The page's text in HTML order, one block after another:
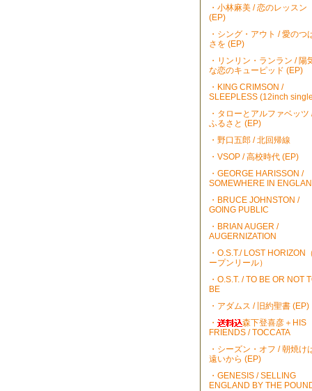
・小林麻美 / 恋のレッスン
(EP)
・シング・アウト / 愛のつ
さを (EP)
・リンリン・ランラン / 陽
な恋のキューピッド (EP)
・KING CRIMSON /
SLEEPLESS (12inch
・タローとアルファベッツ
ふるさと (EP)
・野口五郎 / 北回帰線
・VSOP / 高校時代 (EP)
・GEORGE HARISSON /
SOMEWHERE IN
・BRUCE JOHNSTON /
GOING PUBLIC
・BRIAN AUGER /
AUGERNIZATION
・O.S.T./ LOST HORIZON
ープンリール）
・O.S.T. / TO BE OR NOT
BE
・アダムス / 旧約聖書 (EP)
・
森下登喜彦＋HIS
FRIENDS / TOCCATA
・シーズン・オフ / 朝焼け
遠いから (EP)
・GENESIS / SELLING
ENGLAND BY THE